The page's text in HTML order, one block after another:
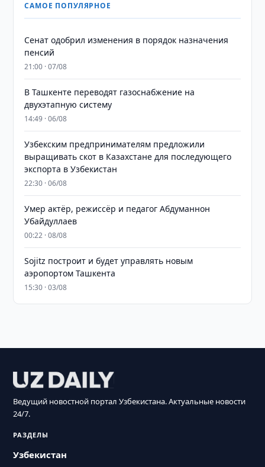
САМОЕ ПОПУЛЯРНОЕ
Сенат одобрил изменения в порядок назначения
пенсий
21:00 · 07/08
В Ташкенте переводят газоснабжение на
двухэтапную систему
14:49 · 06/08
Узбекским предпринимателям предложили
выращивать скот в Казахстане для последующего
экспорта в Узбекистан
22:30 · 06/08
Умер актёр, режиссёр и педагог Абдуманнон
Убайдуллаев
00:22 · 08/08
Sojitz построит и будет управлять новым
аэропортом Ташкента
15:30 · 03/08
Ведущий новостной портал Узбекистана. Актуальные новости
24/7.
РАЗДЕЛЫ
Узбекистан